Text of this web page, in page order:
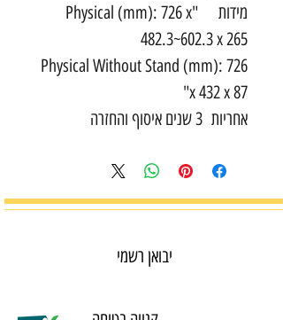
מידות "Physical (mm): 726 x
482.3~602.3 x 265
Physical Without Stand (mm): 726
x 432 x 87"
אחריות 3 שנים איסוף והחזרה
יבואן רשמי